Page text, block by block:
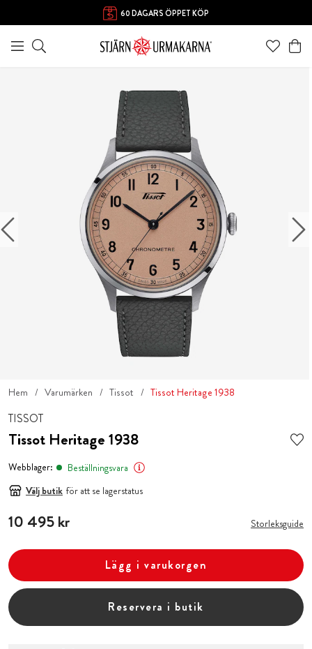
60 DAGARS ÖPPET KÖP
Hem Varumärken Tissot Tissot Heritage 1938
TISSOT
Tissot Heritage 1938
Webblager:
Beställningsvara
Välj butik för att se lagerstatus
Pris :10 495 kr
10 495 kr Storleksguide
Lägg i varukorgen
Reservera i butik